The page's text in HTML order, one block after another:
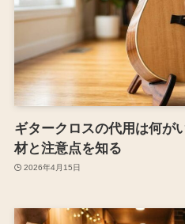
ギタークロスの代用は何が
材と注意点を知る
2026年4月15日